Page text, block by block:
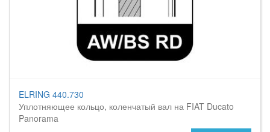
ELRING 440.730
Уплотняющее кольцо, коленчатый вал на FIAT Ducato
Panorama